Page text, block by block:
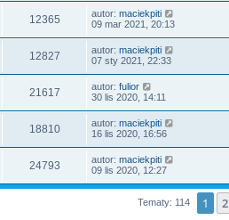
12365 autor: maciekpiti
09 mar 2021, 20:13
12827 autor: maciekpiti
07 sty 2021, 22:33
21617 autor: fulior
30 lis 2020, 14:11
18810 autor: maciekpiti
16 lis 2020, 16:56
24793 autor: maciekpiti
09 lis 2020, 12:27
Tematy: 114 1 2